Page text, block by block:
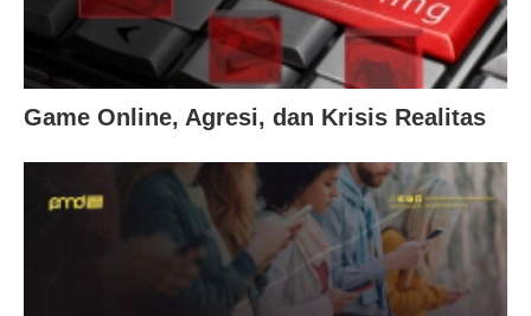
Game Online, Agresi, dan Krisis Realitas